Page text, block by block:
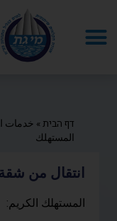
דף הבית» خدمات
المستهلك
انتقال من
المستهلك الكريم: